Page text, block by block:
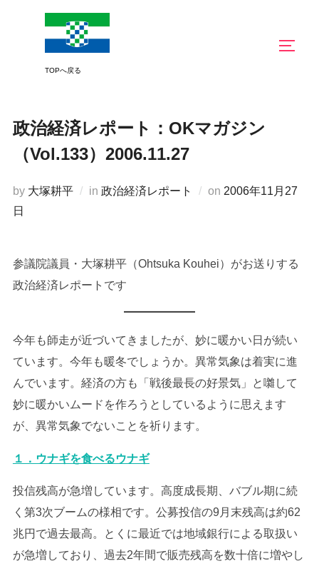
政治経済レポート：OKマガジン
（Vol.133）2006.11.27
by 大塚耕平 in 政治経済レポート on 投
2006年11月27
日
参議院議員・大塚耕平（Ohtsuka Kouhei）がお送りする
政治経済レポートです
今年も師走が近づいてきましたが、妙に暖かい日が続い
ています。今年も暖冬でしょうか。異常気象は着実に進
んでいます。経済の方も「戦後最長の好景気」と囃して
妙に暖かいムードを作ろうとしているように思えます
が、異常気象でないことを祈ります。
１．ウナギを食べるウナギ
投信残高が急増しています。高度成長期、バブル期に続
く第3次ブームの様相です。公募投信の9月末残高は約62
兆円で過去最高。とくに最近では地域銀行による取扱い
が急増しており、過去2年間で販売残高を数十倍に増やし